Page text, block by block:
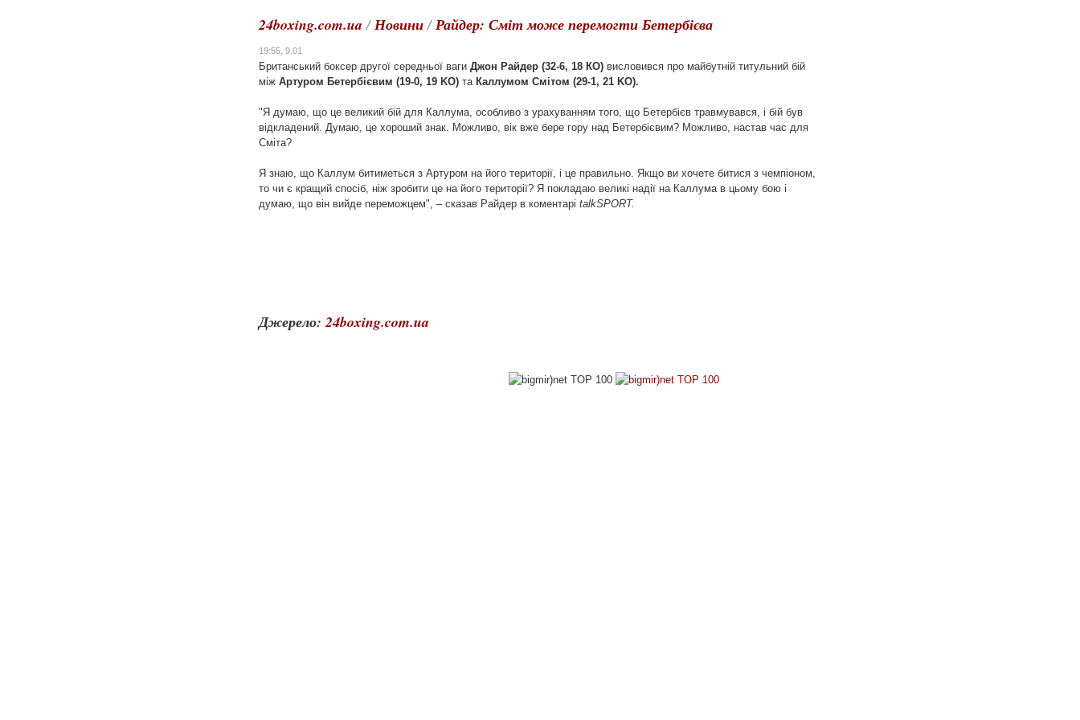
24boxing.com.ua /Новини/Райдер: Сміт може перемогти Бетербієва
19:55, 9.01
Британський боксер другої середньої ваги Джон Райдер (32-6, 18 КО) висловився про майбутній титульний бій
між Артуром Бетербієвим (19-0, 19 KO) та Каллумом Смітом (29-1, 21 KO).
"Я думаю, що це великий бій для Каллума, особливо з урахуванням того, що Бетербієв травмувався, і бій був
відкладений. Думаю, це хороший знак. Можливо, вік вже бере гору над Бетербієвим? Можливо, настав час для
Сміта?
Я знаю, що Каллум битиметься з Артуром на його території, і це правильно. Якщо ви хочете битися з чемпіоном,
то чи є кращий спосіб, ніж зробити це на його території? Я покладаю великі надії на Каллума в цьому бою і
думаю, що він вийде переможцем", – сказав Райдер в коментарі talkSPORT.
Джерело:24boxing.com.ua